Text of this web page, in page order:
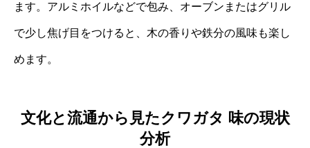
ます。アルミホイルなどで包み、オーブンまたはグリル
で少し焦げ目をつけると、木の香りや鉄分の風味も楽し
めます。
文化と流通から見たクワガタ 味の現状
分析